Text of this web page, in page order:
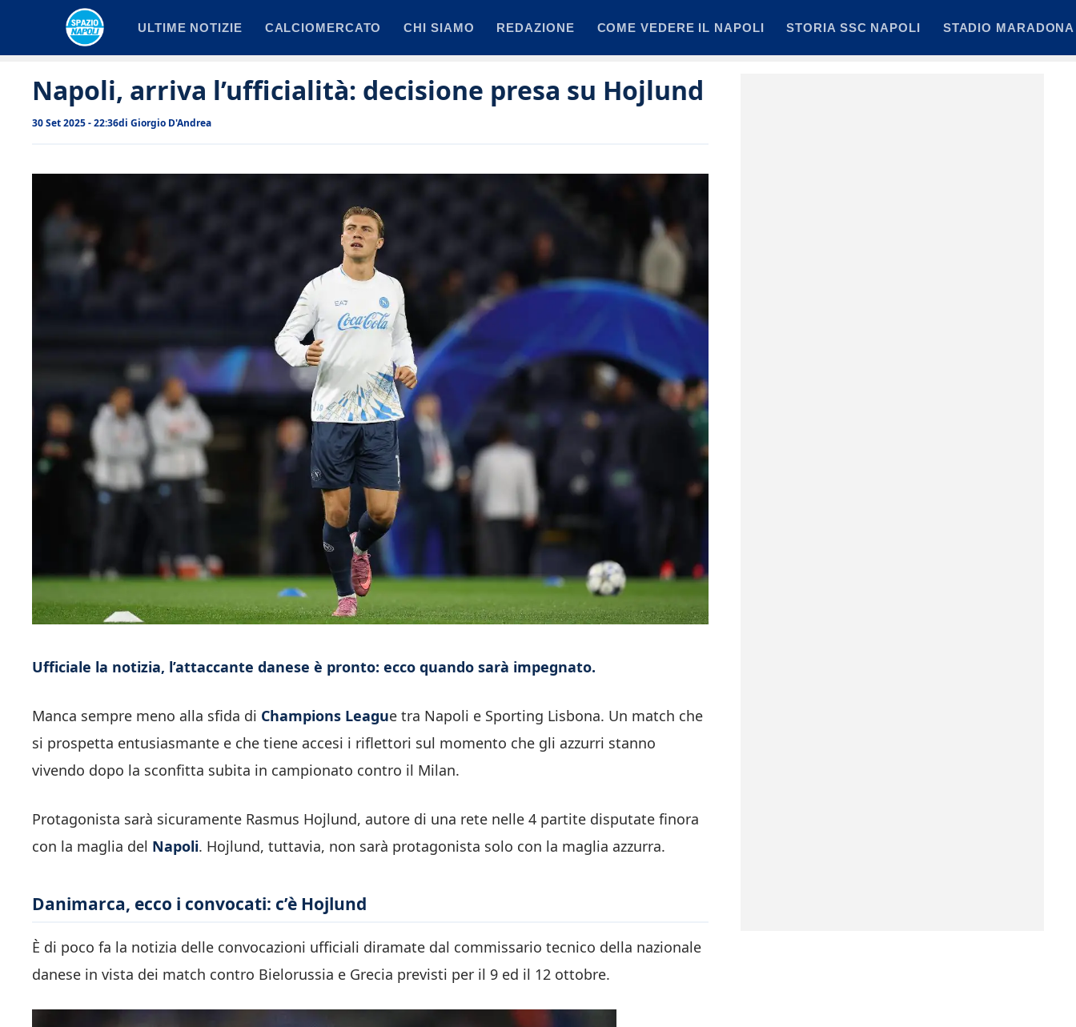
ULTIME NOTIZIE CALCIOMERCATO CHI SIAMO REDAZIONE COME VEDERE IL NAPOLI STORIA SSC NAPOLI STADIO MARADONA
Napoli, arriva l’ufficialità: decisione presa su Hojlund
30 Set 2025 - 22:36di Giorgio D'Andrea
Ufficiale la notizia, l’attaccante danese è pronto: ecco quando sarà impegnato.
Manca sempre meno alla sfida di Champions League tra Napoli e Sporting Lisbona. Un match che
si prospetta entusiasmante e che tiene accesi i riflettori sul momento che gli azzurri stanno
vivendo dopo la sconfitta subita in campionato contro il Milan.
Protagonista sarà sicuramente Rasmus Hojlund, autore di una rete nelle 4 partite disputate finora
con la maglia del Napoli. Hojlund, tuttavia, non sarà protagonista solo con la maglia azzurra.
Danimarca, ecco i convocati: c’è Hojlund
È di poco fa la notizia delle convocazioni ufficiali diramate dal commissario tecnico della nazionale
danese in vista dei match contro Bielorussia e Grecia previsti per il 9 ed il 12 ottobre.